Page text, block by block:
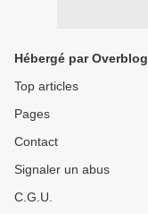
Hébergé par Overblog
Top articles
Pages
Contact
Signaler un abus
C.G.U.